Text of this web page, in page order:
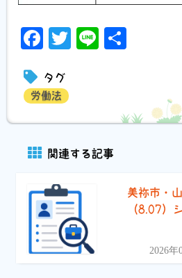
Facebook
Twitter
Line
タグ
労働法
関連する記事
美祢市・
（8.07）
2026年